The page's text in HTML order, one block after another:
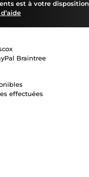
est à votre disposition
Braintree
effectuées